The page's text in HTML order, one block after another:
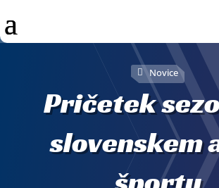
Novice
Pričetek
slovenskem